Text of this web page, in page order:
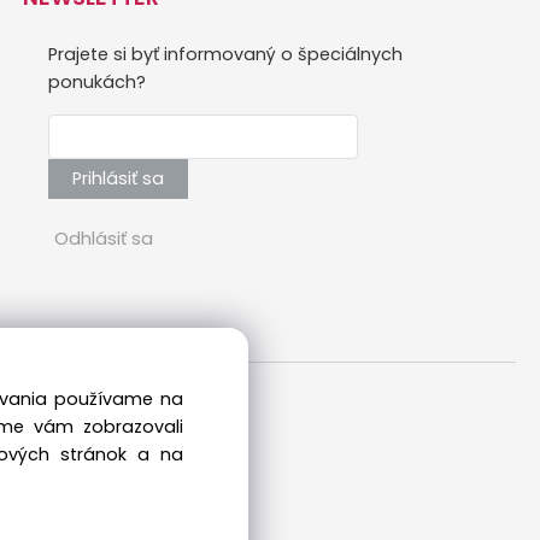
Prajete si byť informovaný o špeciálnych
ponukách?
Prihlásiť sa
Odhlásiť sa
používame na
vám zobrazovali
stránok a na